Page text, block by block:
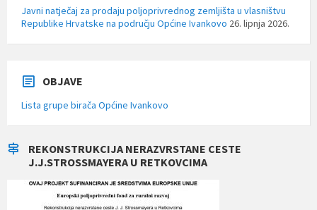
Javni natječaj za prodaju poljoprivrednog zemljišta u vlasništvu
Republike Hrvatske na području Općine Ivankovo 26. lipnja 2026.
OBJAVE
Lista grupe birača Općine Ivankovo
REKONSTRUKCIJA NERAZVRSTANE CESTE
J.J.STROSSMAYERA U RETKOVCIMA